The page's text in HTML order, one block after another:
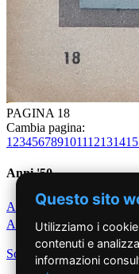
PAGINA 18
Cambia pagina:
1 23456789101112131415
Anni '50
Anno1950Anno1951
Anno 1955Anno1956
Scegli per decennio
Questo sito
Utilizziamo i
contenuti e
informazioni